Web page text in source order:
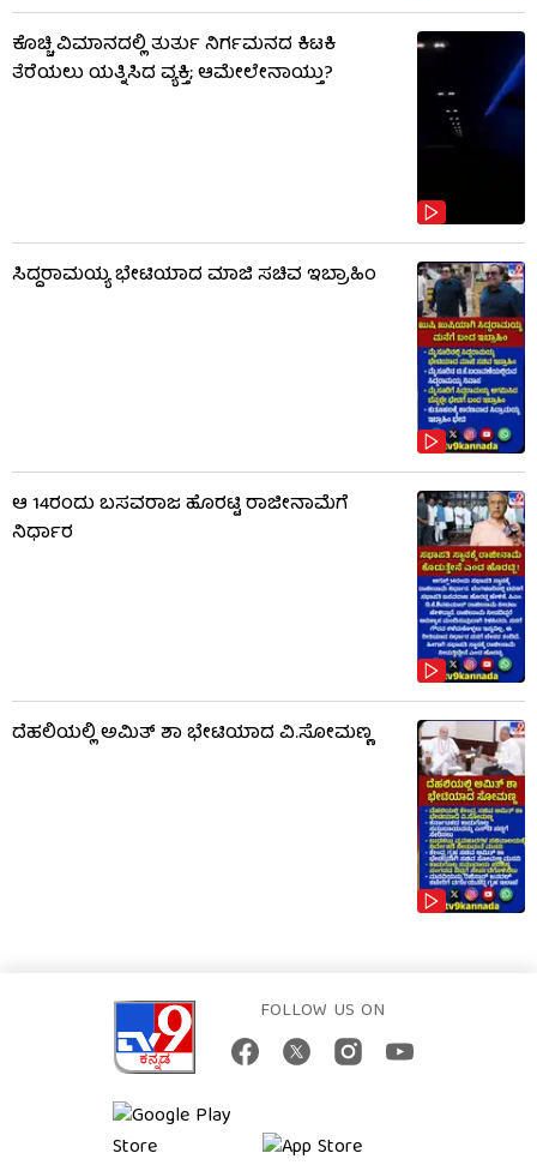
ಕೊಚ್ಚಿ ವಿಮಾನದಲ್ಲಿ ತುರ್ತು ನಿರ್ಗಮನದ ಕಿಟಕಿ
ತೆರೆಯಲು ಯತ್ನಿಸಿದ ವ್ಯಕ್ತಿ; ಆಮೇಲೇನಾಯ್ತು?
ಸಿದ್ದರಾಮಯ್ಯ ಭೇಟಿಯಾದ ಮಾಜಿ ಸಚಿವ ಇಬ್ರಾಹಿಂ
ಆ 14ರಂದು ಬಸವರಾಜ ಹೊರಟ್ಟಿ ರಾಜೀನಾಮೆಗೆ
ನಿರ್ಧಾರ
ದೆಹಲಿಯಲ್ಲಿ ಅಮಿತ್ ಶಾ ಭೇಟಿಯಾದ ವಿ.ಸೋಮಣ್ಣ
FOLLOW US ON